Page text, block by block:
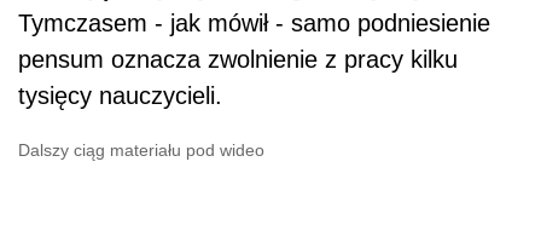
Tymczasem - jak mówił - samo podniesienie
pensum oznacza zwolnienie z pracy kilku
tysięcy nauczycieli.
Dalszy ciąg materiału pod wideo